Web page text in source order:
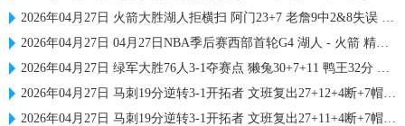
2026年04月27日 火箭大胜湖人拒横扫 阿门23+7 老詹9中2&8失误 艾顿19+10遭逐
2026年04月27日 04月27日NBA季后赛西部首轮G4 湖人 - 火箭 精彩镜头
2026年04月27日 绿军大胜76人3-1夺赛点 獭兔30+7+11 鸭王32分 大帝复出26+10
2026年04月27日 马刺19分逆转3-1开拓者 文班复出27+12+4断+7帽 福克斯28+6+7
2026年04月27日 马刺19分逆转3-1开拓者 文班复出27+11+4断+7帽 福克斯28+6+7